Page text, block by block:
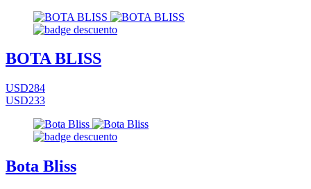
BOTA BLISS
USD284
USD233
Bota Bliss